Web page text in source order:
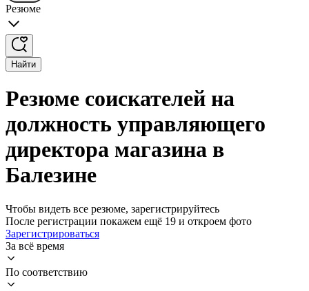
Резюме
Найти
Резюме соискателей на
должность управляющего
директора магазина в
Балезине
Чтобы видеть все резюме, зарегистрируйтесь
После регистрации покажем ещё 19 и откроем фото
Зарегистрироваться
За всё время
По соответствию